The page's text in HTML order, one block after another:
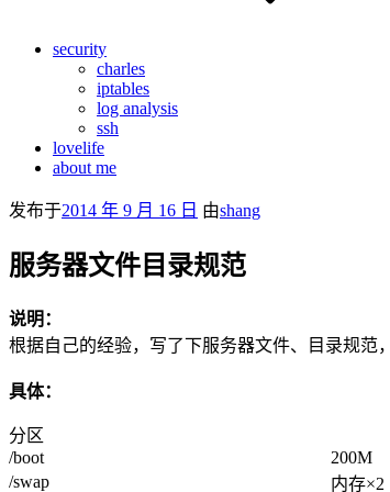
security
charles
iptables
log analysis
ssh
lovelife
about me
发布于2014 年 9 月 16 日 由shang
服务器文件目录规范
说明：
根据自己的经验，写了下服务器文件、目录规范
具体：
分区
/boot
200M
/swap
内存×2